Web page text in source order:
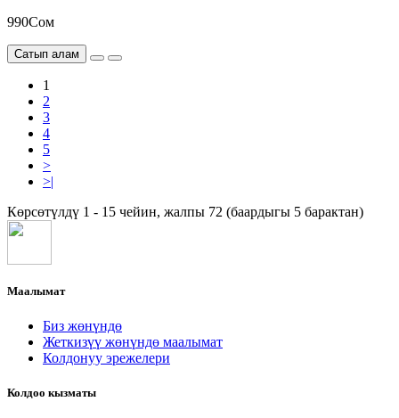
990Сом
Сатып алам
1
2
3
4
5
>
>|
Көрсөтүлдү 1 - 15 чейин, жалпы 72 (баардыгы 5 барактан)
Маалымат
Биз жөнүндө
Жеткизүү жөнүндө маалымат
Колдонуу эрежелери
Колдоо кызматы